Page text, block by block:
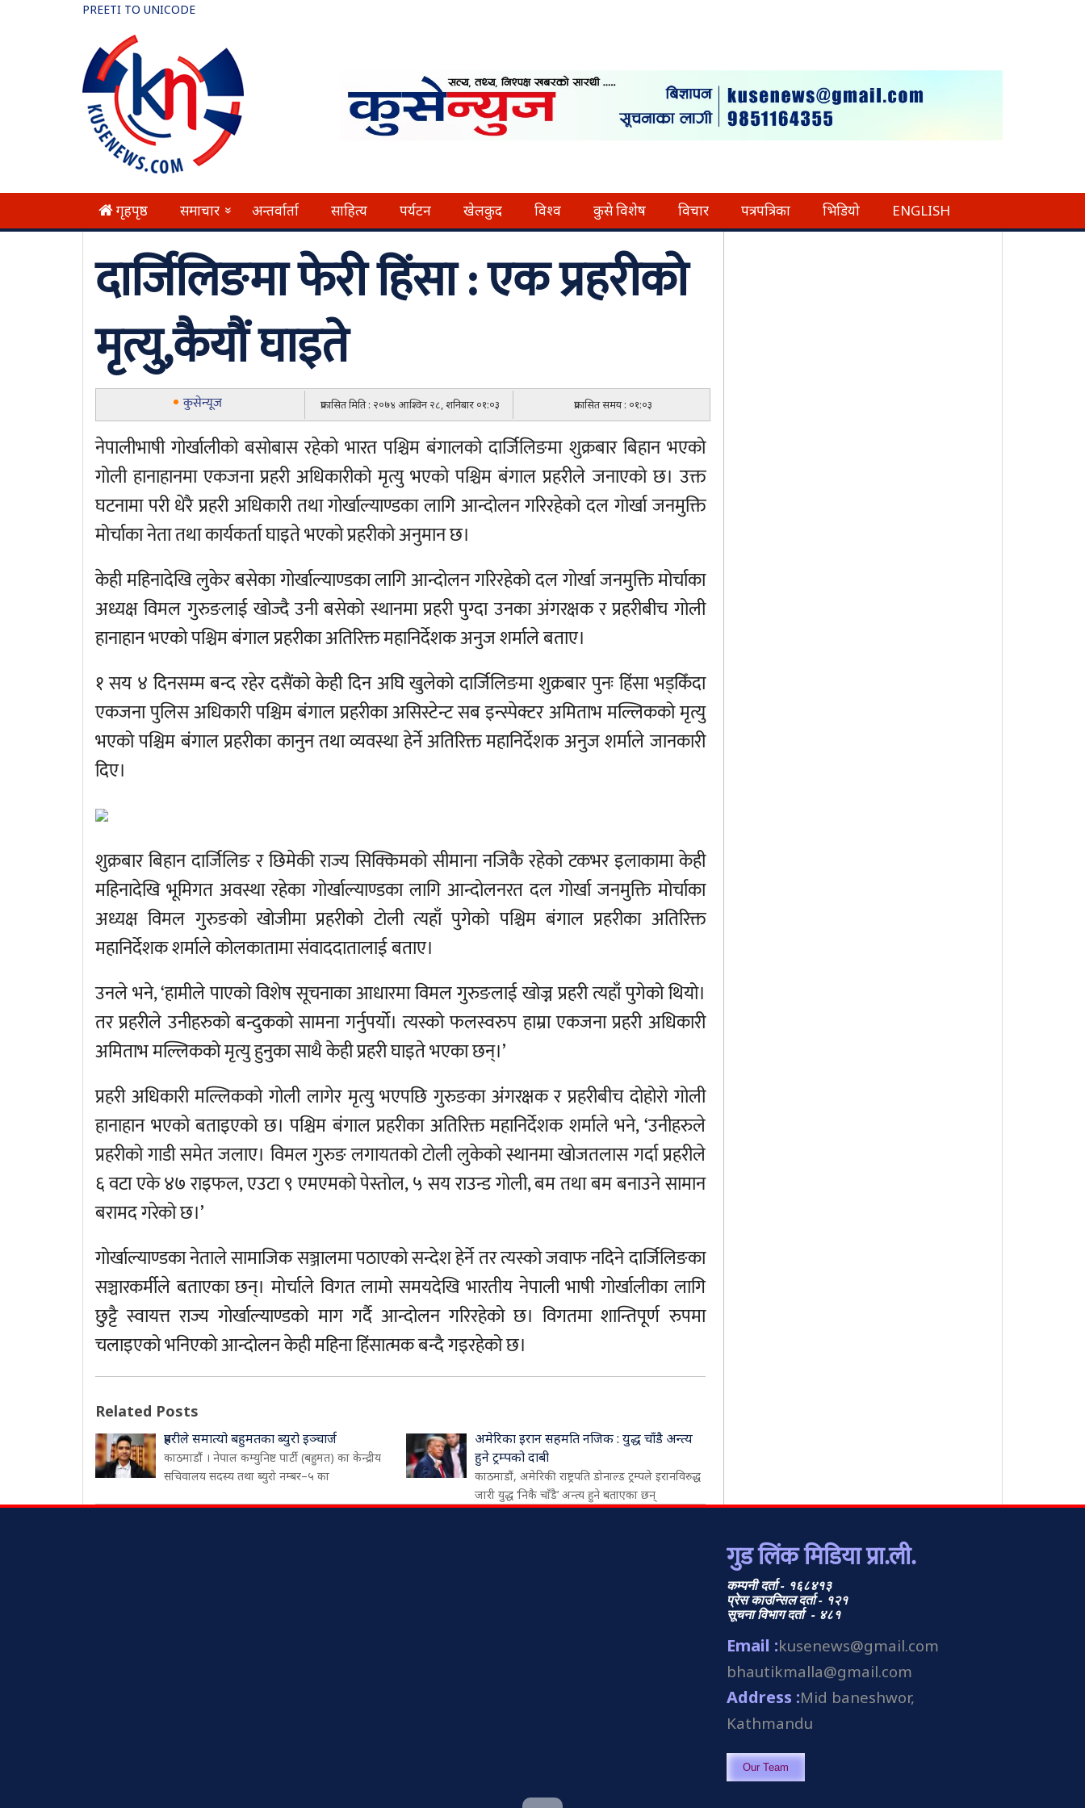
PREETI TO UNICODE
गृहपृष्ठ समाचार » अन्तर्वार्ता साहित्य पर्यटन खेलकुद विश्व कुसे विशेष विचार पत्रपत्रिका भिडियो ENGLISH
दार्जिलिङमा फेरी हिंसा : एक प्रहरीको
मृत्यु,कैयौं घाइते
कुसेन्यूज प्रकासित मिति : २०७४ आश्विन २८, शनिबार ०१:०३ प्रकासित समय : ०१:०३
नेपालीभाषी गोर्खालीको बसोबास रहेको भारत पश्चिम बंगालको दार्जिलिङमा शुक्रबार बिहान भएको
गोली हानाहानमा एकजना प्रहरी अधिकारीको मृत्यु भएको पश्चिम बंगाल प्रहरीले जनाएको छ। उक्त
घटनामा परी धेरै प्रहरी अधिकारी तथा गोर्खाल्याण्डका लागि आन्दोलन गरिरहेको दल गोर्खा जनमुक्ति
मोर्चाका नेता तथा कार्यकर्ता घाइते भएको प्रहरीको अनुमान छ।
केही महिनादेखि लुकेर बसेका गोर्खाल्याण्डका लागि आन्दोलन गरिरहेको दल गोर्खा जनमुक्ति मोर्चाका
अध्यक्ष विमल गुरुङलाई खोज्दै उनी बसेको स्थानमा प्रहरी पुग्दा उनका अंगरक्षक र प्रहरीबीच गोली
हानाहान भएको पश्चिम बंगाल प्रहरीका अतिरिक्त महानिर्देशक अनुज शर्माले बताए।
१ सय ४ दिनसम्म बन्द रहेर दसैंको केही दिन अघि खुलेको दार्जिलिङमा शुक्रबार पुनः हिंसा भड्किँदा
एकजना पुलिस अधिकारी पश्चिम बंगाल प्रहरीका असिस्टेन्ट सब इन्स्पेक्टर अमिताभ मल्लिकको मृत्यु
भएको पश्चिम बंगाल प्रहरीका कानुन तथा व्यवस्था हेर्ने अतिरिक्त महानिर्देशक अनुज शर्माले जानकारी
दिए।
शुक्रबार बिहान दार्जिलिङ र छिमेकी राज्य सिक्किमको सीमाना नजिकै रहेको टकभर इलाकामा केही
महिनादेखि भूमिगत अवस्था रहेका गोर्खाल्याण्डका लागि आन्दोलनरत दल गोर्खा जनमुक्ति मोर्चाका
अध्यक्ष विमल गुरुङको खोजीमा प्रहरीको टोली त्यहाँ पुगेको पश्चिम बंगाल प्रहरीका अतिरिक्त
महानिर्देशक शर्माले कोलकातामा संवाददातालाई बताए।
उनले भने, ‘हामीले पाएको विशेष सूचनाका आधारमा विमल गुरुङलाई खोज्न प्रहरी त्यहाँ पुगेको थियो।
तर प्रहरीले उनीहरुको बन्दुकको सामना गर्नुपर्यो। त्यस्को फलस्वरुप हाम्रा एकजना प्रहरी अधिकारी
अमिताभ मल्लिकको मृत्यु हुनुका साथै केही प्रहरी घाइते भएका छन्।’
प्रहरी अधिकारी मल्लिकको गोली लागेर मृत्यु भएपछि गुरुङका अंगरक्षक र प्रहरीबीच दोहोरो गोली
हानाहान भएको बताइएको छ। पश्चिम बंगाल प्रहरीका अतिरिक्त महानिर्देशक शर्माले भने, ‘उनीहरुले
प्रहरीको गाडी समेत जलाए। विमल गुरुङ लगायतको टोली लुकेको स्थानमा खोजतलास गर्दा प्रहरीले
६ वटा एके ४७ राइफल, एउटा ९ एमएमको पेस्तोल, ५ सय राउन्ड गोली, बम तथा बम बनाउने सामान
बरामद गरेको छ।’
गोर्खाल्याण्डका नेताले सामाजिक सञ्जालमा पठाएको सन्देश हेर्ने तर त्यस्को जवाफ नदिने दार्जिलिङका
सञ्चारकर्मीले बताएका छन्। मोर्चाले विगत लामो समयदेखि भारतीय नेपाली भाषी गोर्खालीका लागि
छुट्टै स्वायत्त राज्य गोर्खाल्याण्डको माग गर्दै आन्दोलन गरिरहेको छ। विगतमा शान्तिपूर्ण रुपमा
चलाइएको भनिएको आन्दोलन केही महिना हिंसात्मक बन्दै गइरहेको छ।
Related Posts
प्रहरीले समात्यो बहुमतका ब्युरो इञ्चार्ज
काठमाडौं । नेपाल कम्युनिष्ट पार्टी (बहुमत) का केन्द्रीय
सचिवालय सदस्य तथा ब्युरो नम्बर–५ का
अमेरिका इरान सहमति नजिक : युद्ध चाँडै अन्त्य
हुने ट्रम्पको दाबी
काठमाडौं, अमेरिकी राष्ट्रपति डोनाल्ड ट्रम्पले इरानविरुद्ध
जारी युद्ध ‘निकै चाँडै’ अन्त्य हुने बताएका छन्
गुड लिंक मिडिया प्रा.ली.
कम्पनी दर्ता - १६८४१३
प्रेस काउन्सिल दर्ता - १२१
सूचना विभाग दर्ता - ४८१
Email :kusenews@gmail.com
bhautikmalla@gmail.com
Address :Mid baneshwor,
Kathmandu
Our Team